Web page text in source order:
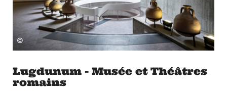
©
Lugdunum - Musée et Théâtres
romains